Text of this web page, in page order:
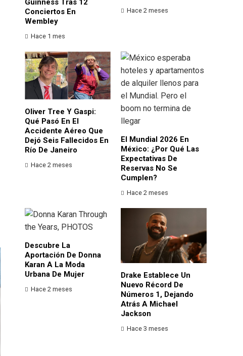
Conciertos En
Wembley
Hace 1 mes
Hace 2 meses
Oliver Tree Y Gaspi:
Qué Pasó En El
Accidente Aéreo Que
Dejó Seis Fallecidos En
Río De Janeiro
Hace 2 meses
El Mundial 2026 En
México: ¿por Qué Las
Expectativas De
Reservas No Se
Cumplen?
Hace 2 meses
Descubre La
Aportación De Donna
Karan A La Moda
Urbana De Mujer
Hace 2 meses
Drake Establece Un
Nuevo Récord De
Números 1, Dejando
Atrás A Michael
Jackson
Hace 3 meses